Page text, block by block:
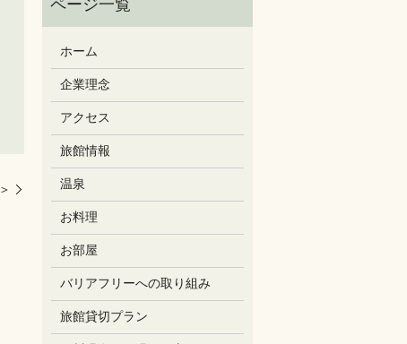
ホーム
企業理念
アクセス
旅館情報
温泉
お料理
お部屋
バリアフリーへの取り組み
旅館貸切プラン